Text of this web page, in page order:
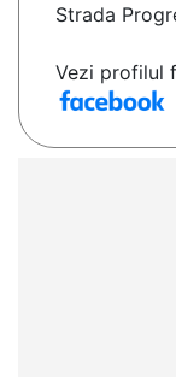
Strada
Vezi profilul